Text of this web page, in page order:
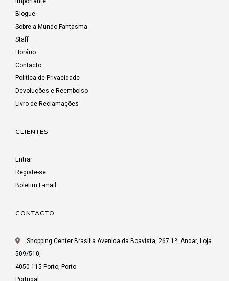
Blogue
Sobre a Mundo Fantasma
Staff
Horário
Contacto
Política de Privacidade
Devoluções e Reembolso
Livro de Reclamações
CLIENTES
Entrar
Registe-se
Boletim E-mail
CONTACTO
Shopping Center Brasília Avenida da Boavista, 267 1º. Andar, Loja
509/510,
4050-115 Porto, Porto
Portugal